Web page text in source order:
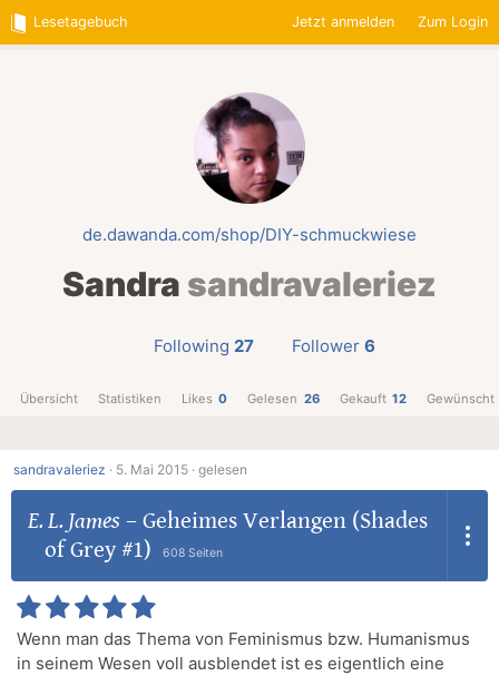
Lesetagebuch Jetzt anmelden Zum Login
de.dawanda.com/shop/DIY-schmuckwiese
Sandra sandravaleriez
Following 27 Follower 6
Übersicht Statistiken Likes 0 Gelesen 26 Gekauft 12 Gewünscht
sandravaleriez · 5. Mai 2015 · gelesen
E. L. James – Geheimes Verlangen (Shades
of Grey #1)
608 Seiten
Wenn man das Thema von Feminismus bzw. Humanismus
in seinem Wesen voll ausblendet ist es eigentlich eine